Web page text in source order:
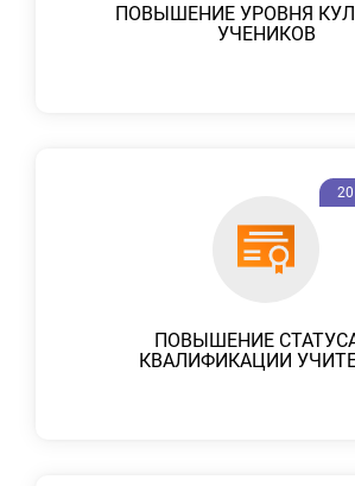
ПОВЫШЕНИЕ УРОВНЯ
УЧЕНИКОВ
20
ПОВЫШЕНИЕ
КВАЛИФИКАЦИИ